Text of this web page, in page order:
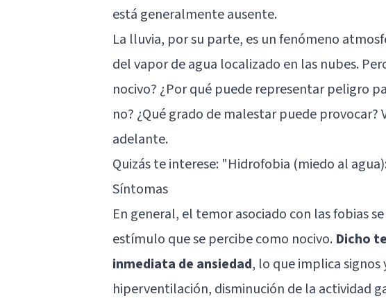
está generalmente ausente.
La lluvia, por su parte, es un fenómeno
del vapor de agua localizado en las nubes.
nocivo? ¿Por qué puede representar peligro
no? ¿Qué grado de malestar puede provocar?
adelante.
Quizás te interese: "Hidrofobia (miedo al
Síntomas
En general, el temor asociado con las fobias
estímulo que se percibe como nocivo. Dicho
inmediata de ansiedad, lo que implica
hiperventilación, disminución de la actividad